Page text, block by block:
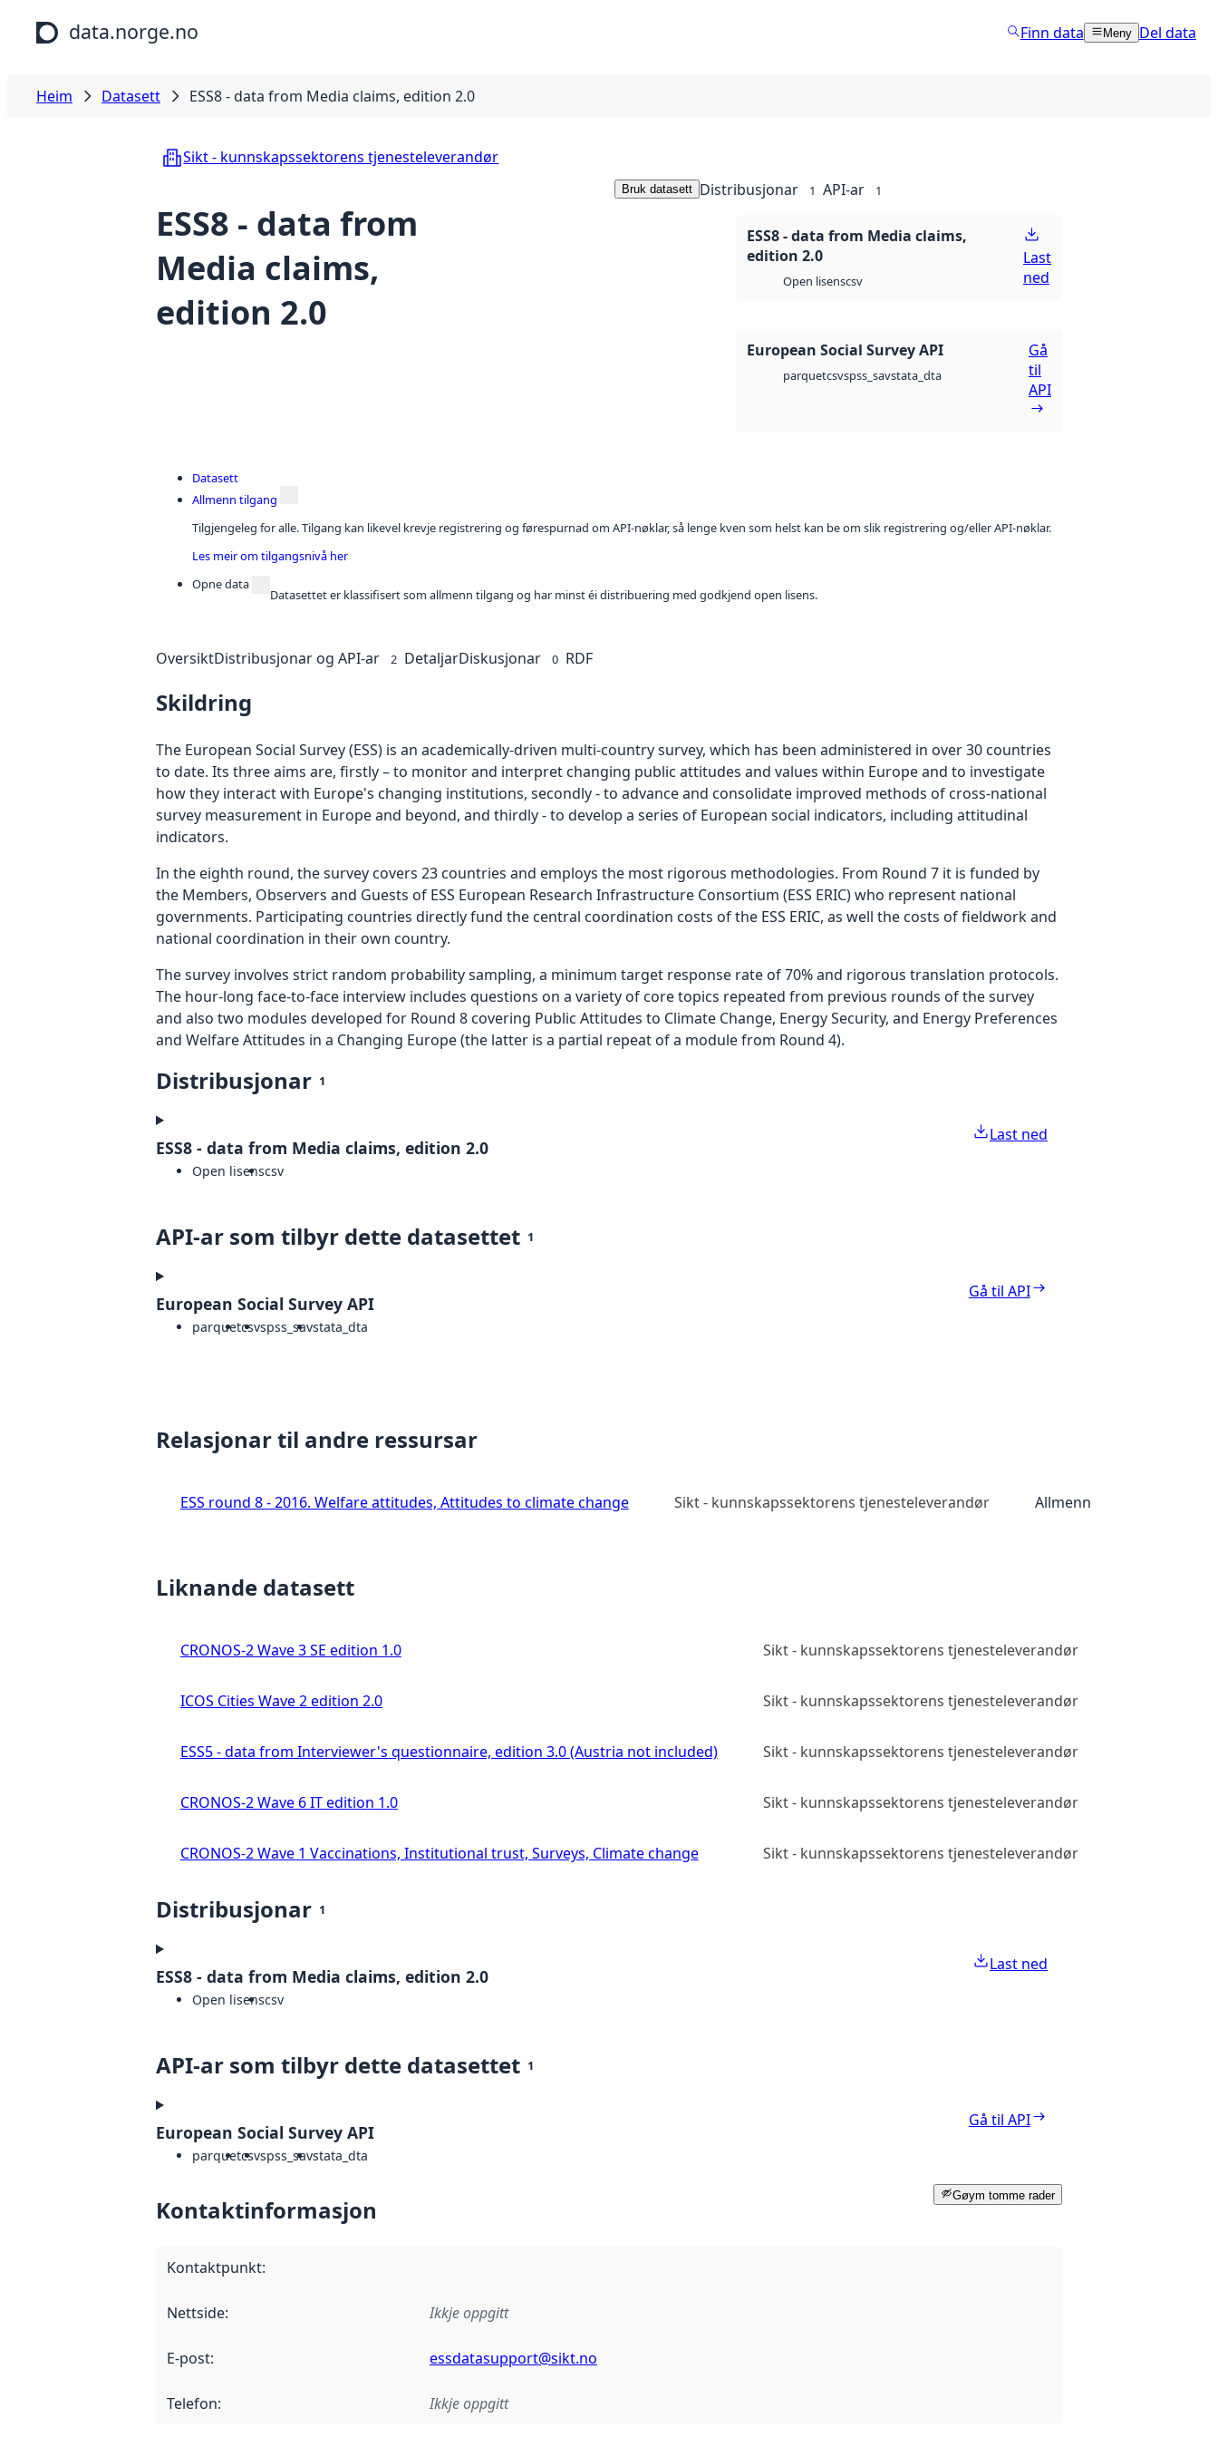
Hopp til hovudinnhald
data.norge.no Finn data Meny Del data
Heim Datasett ESS8 - data from Media claims, edition 2.0
Sikt - kunnskapssektorens tjenesteleverandør
ESS8 - data from
Media claims,
edition 2.0
Bruk datasett Distribusjonar 1 API-ar 1
ESS8 - data from Media claims,
edition 2.0
Open lisenscsv
Last
ned
European Social Survey API
parquetcsvspss_savstata_dta
Gå
til
API
Datasett
Allmenn tilgang
Tilgjengeleg for alle. Tilgang kan likevel krevje registrering og førespurnad om API-nøklar, så lenge kven som helst kan be om slik registrering og/eller API-nøklar.
Les meir om tilgangsnivå her
Opne data
Datasettet er klassifisert som allmenn tilgang og har minst éi distribuering med godkjend open lisens.
OversiktDistribusjonar og API-ar 2 DetaljarDiskusjonar 0 RDF
Skildring
The European Social Survey (ESS) is an academically-driven multi-country survey, which has been administered in over 30 countries
to date. Its three aims are, firstly – to monitor and interpret changing public attitudes and values within Europe and to investigate
how they interact with Europe's changing institutions, secondly - to advance and consolidate improved methods of cross-national
survey measurement in Europe and beyond, and thirdly - to develop a series of European social indicators, including attitudinal
indicators.
In the eighth round, the survey covers 23 countries and employs the most rigorous methodologies. From Round 7 it is funded by
the Members, Observers and Guests of ESS European Research Infrastructure Consortium (ESS ERIC) who represent national
governments. Participating countries directly fund the central coordination costs of the ESS ERIC, as well the costs of fieldwork and
national coordination in their own country.
The survey involves strict random probability sampling, a minimum target response rate of 70% and rigorous translation protocols.
The hour-long face-to-face interview includes questions on a variety of core topics repeated from previous rounds of the survey
and also two modules developed for Round 8 covering Public Attitudes to Climate Change, Energy Security, and Energy Preferences
and Welfare Attitudes in a Changing Europe (the latter is a partial repeat of a module from Round 4).
Distribusjonar 1
ESS8 - data from Media claims, edition 2.0
Open lisenscsv
Last ned
API-ar som tilbyr dette datasettet 1
European Social Survey API
parquetcsvspss_savstata_dta
Gå til API
Relasjonar til andre ressursar
ESS round 8 - 2016. Welfare attitudes, Attitudes to climate change Sikt - kunnskapssektorens tjenesteleverandør Allmenn tilgang
Liknande datasett
CRONOS-2 Wave 3 SE edition 1.0 Sikt - kunnskapssektorens tjenesteleverandør
ICOS Cities Wave 2 edition 2.0 Sikt - kunnskapssektorens tjenesteleverandør
ESS5 - data from Interviewer's questionnaire, edition 3.0 (Austria not included) Sikt - kunnskapssektorens tjenesteleverandør
CRONOS-2 Wave 6 IT edition 1.0 Sikt - kunnskapssektorens tjenesteleverandør
CRONOS-2 Wave 1 Vaccinations, Institutional trust, Surveys, Climate change Sikt - kunnskapssektorens tjenesteleverandør
Distribusjonar 1
ESS8 - data from Media claims, edition 2.0
Open lisenscsv
Last ned
API-ar som tilbyr dette datasettet 1
European Social Survey API
parquetcsvspss_savstata_dta
Gå til API
Gøym tomme rader
Kontaktinformasjon
Kontaktpunkt:
Nettside: Ikkje oppgitt
E-post: essdatasupport@sikt.no
Telefon: Ikkje oppgitt